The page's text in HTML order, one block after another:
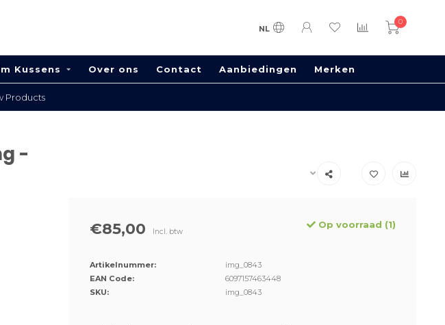
NL
0
Kussens Over ons Contact Aanbiedingen Merken
-
€85,00 Incl. btw
Op voorraad (1)
Artikelnummer:
img_0843
EAN Code:
6097157463448
SKU:
img_0843